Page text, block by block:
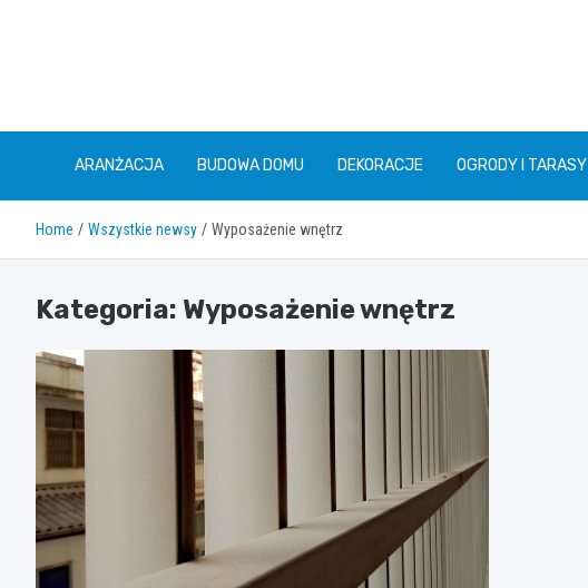
ARANŻACJA BUDOWA DOMU DEKORACJE OGRODY I TARASY
Home Wszystkie newsy Wyposażenie wnętrz
Kategoria: Wyposażenie wnętrz